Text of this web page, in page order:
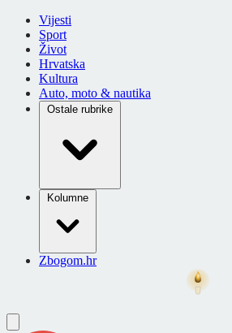
Vijesti
Sport
Život
Hrvatska
Kultura
Auto, moto & nautika
Ostale rubrike
Kolumne
Zbogom.hr